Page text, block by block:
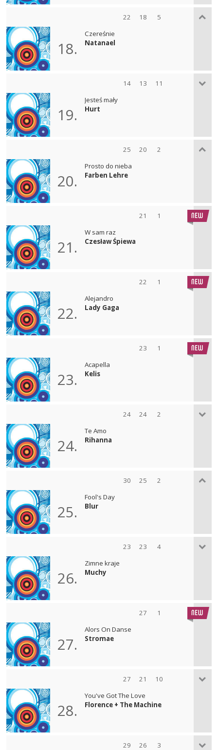
22 18 5
18.
Czereśnie
Natanael
14 13 11
19.
Jesteś mały
Hurt
25 20 2
20.
Prosto do nieba
Farben Lehre
21 1
21.
W sam raz
Czesław Śpiewa
22 1
22.
Alejandro
Lady Gaga
23 1
23.
Acapella
Kelis
24 24 2
24.
Te Amo
Rihanna
30 25 2
25.
Fool's Day
Blur
23 23 4
26.
Zimne kraje
Muchy
27 1
27.
Alors On Danse
Stromae
27 21 10
28.
You've Got The Love
Florence + The Machine
29 26 3